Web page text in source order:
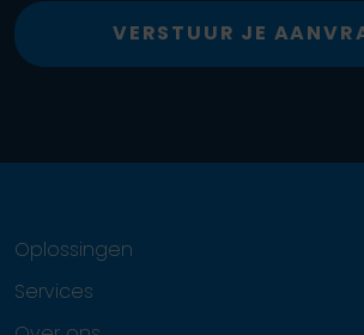
VERSTUUR JE
Oplossingen
Services